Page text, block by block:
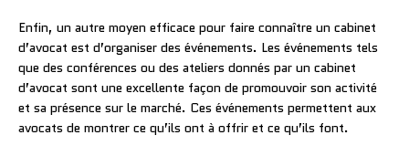
Enfin, un autre moyen efficace pour faire connaître un cabinet
d’avocat est d’organiser des événements. Les événements tels
que des conférences ou des ateliers donnés par un cabinet
d’avocat sont une excellente façon de promouvoir son activité
et sa présence sur le marché. Ces événements permettent aux
avocats de montrer ce qu’ils ont à offrir et ce qu’ils font.